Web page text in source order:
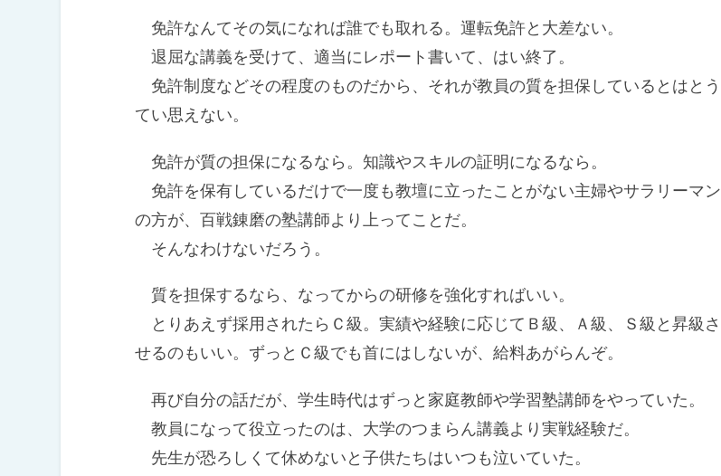
免許なんてその気になれば誰でも取れる。運転免許と大差ない。
退屈な講義を受けて、適当にレポート書いて、はい終了。
免許制度などその程度のものだから、それが教員の質を担保しているとはとう
てい思えない。
免許が質の担保になるなら。知識やスキルの証明になるなら。
免許を保有しているだけで一度も教壇に立ったことがない主婦やサラリーマン
の方が、百戦錬磨の塾講師より上ってことだ。
そんなわけないだろう。
質を担保するなら、なってからの研修を強化すればいい。
とりあえず採用されたらＣ級。実績や経験に応じてＢ級、Ａ級、Ｓ級と昇級さ
せるのもいい。ずっとＣ級でも首にはしないが、給料あがらんぞ。
再び自分の話だが、学生時代はずっと家庭教師や学習塾講師をやっていた。
教員になって役立ったのは、大学のつまらん講義より実戦経験だ。
先生が恐ろしくて休めないと子供たちはいつも泣いていた。